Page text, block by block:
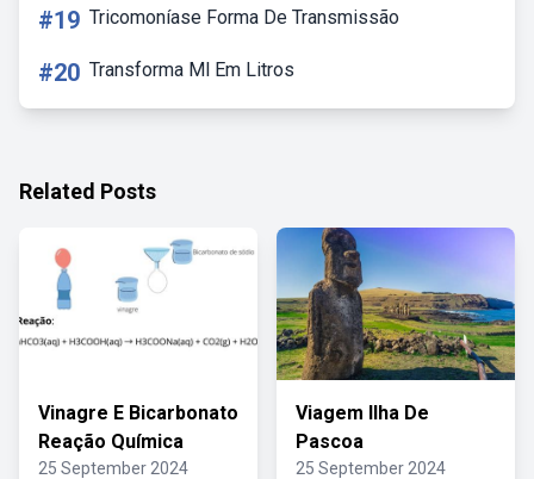
#19 Tricomoníase Forma De Transmissão
#20 Transforma Ml Em Litros
Related Posts
Vinagre E Bicarbonato
Reação Química
25 September 2024
Viagem Ilha De
Pascoa
25 September 2024